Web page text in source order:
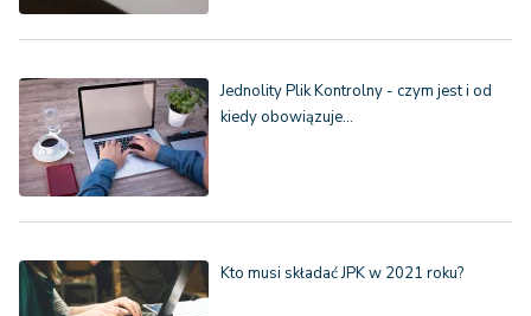
Jednolity Plik Kontrolny - czym jest i od
kiedy obowiązuje…
Kto musi składać JPK w 2021 roku?